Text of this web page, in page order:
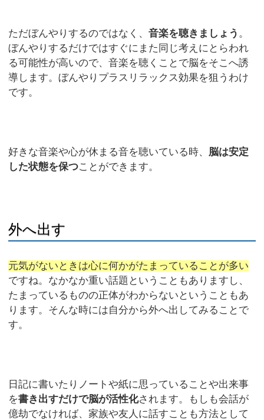
ただぼんやりするのではなく、音楽を聴きましょう 。
ぼんやりするだけではすぐにまた同じ考えにとらわれ
る可能性が高いので、音楽を聴くことで脳をそこへ誘
導します。ぼんやりプラスリラックス効果を狙うわけ
です。
好きな音楽や心が休まる音を聴いている時、 脳は安定
した状態を保つことができます。
外へ出す
元気がないときは心に何かがたまっていることが多い
ですね。なかなか重い話題ということもありますし、
たまっているものの正体がわからないということもあ
ります。そんな時には自分から外へ出してみることで
す。
日記に書いたりノートや紙に思っていることや出来事
を書き出すだけで脳が活性化されます。もしも会話が
億劫でなければ、家族や友人に話すことも方法として